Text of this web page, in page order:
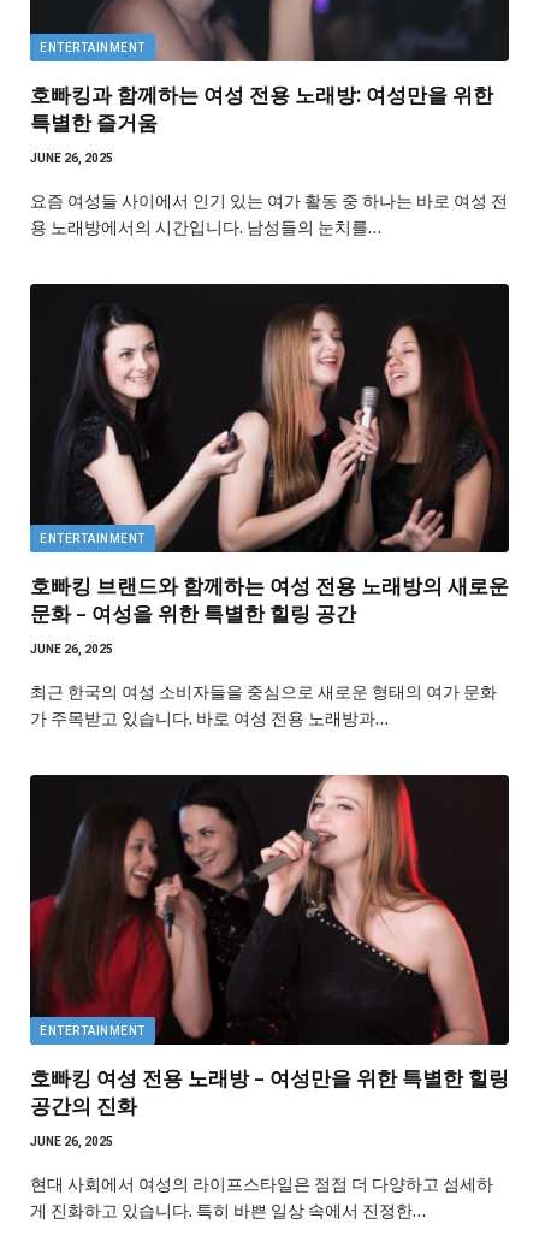
ENTERTAINMENT
호빠킹과 함께하는 여성 전용 노래방: 여성만을 위한
특별한 즐거움
JUNE 26, 2025
요즘 여성들 사이에서 인기 있는 여가 활동 중 하나는 바로 여성 전
용 노래방에서의 시간입니다. 남성들의 눈치를…
ENTERTAINMENT
호빠킹 브랜드와 함께하는 여성 전용 노래방의 새로운
문화 – 여성을 위한 특별한 힐링 공간
JUNE 26, 2025
최근 한국의 여성 소비자들을 중심으로 새로운 형태의 여가 문화
가 주목받고 있습니다. 바로 여성 전용 노래방과…
ENTERTAINMENT
호빠킹 여성 전용 노래방 – 여성만을 위한 특별한 힐링
공간의 진화
JUNE 26, 2025
현대 사회에서 여성의 라이프스타일은 점점 더 다양하고 섬세하
게 진화하고 있습니다. 특히 바쁜 일상 속에서 진정한…